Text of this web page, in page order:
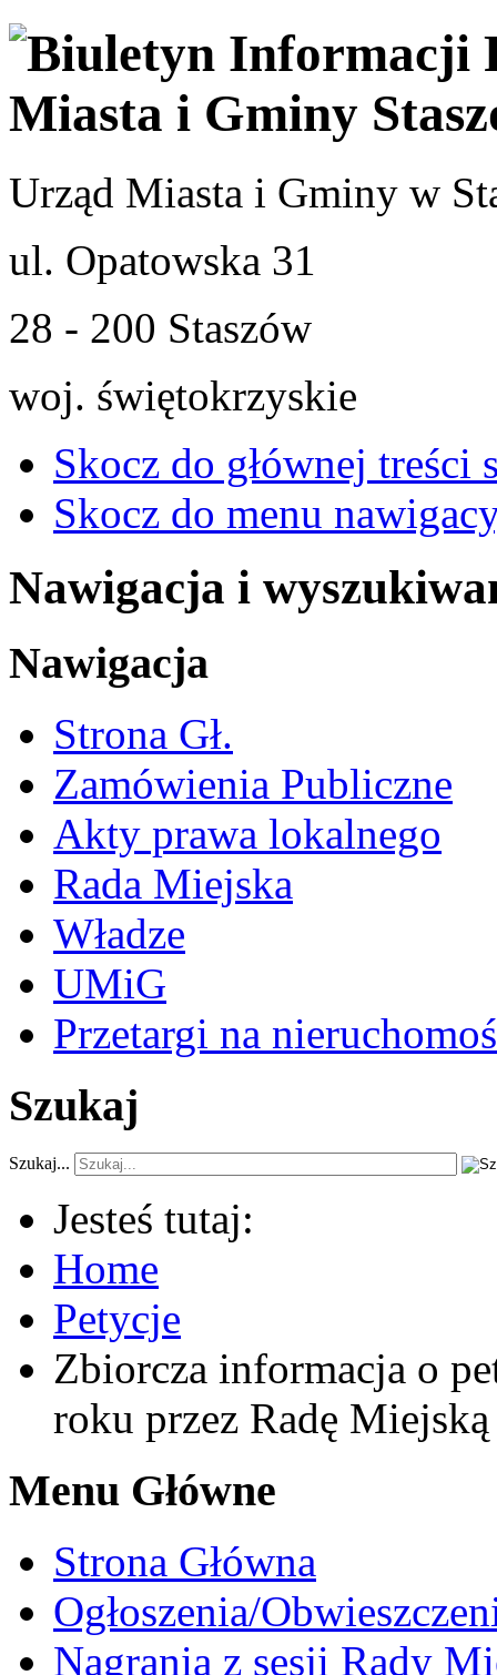
Urząd Miasta i Gminy w
ul. Opatowska 31
28 - 200 Staszów
woj. świętokrzyskie
Skocz do głównej treści
Skocz do menu
Nawigacja i
Nawigacja
Strona Gł.
Zamówienia Publiczne
Akty prawa lokalnego
Rada Miejska
Władze
UMiG
Przetargi na
Szukaj
Szukaj...
Jesteś tutaj:
Home
Petycje
Zbiorcza informacja o
roku przez Radę
Menu Główne
Strona Główna
Ogłoszenia/
Nagrania z sesji Rady